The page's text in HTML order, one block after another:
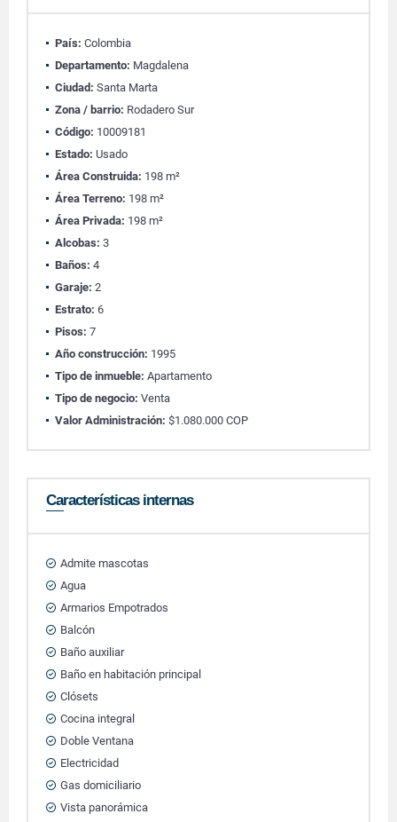
País: Colombia
Departamento: Magdalena
Ciudad: Santa Marta
Zona / barrio: Rodadero Sur
Código: 10009181
Estado: Usado
Área Construida: 198 m²
Área Terreno: 198 m²
Área Privada: 198 m²
Alcobas: 3
Baños: 4
Garaje: 2
Estrato: 6
Pisos: 7
Año construcción: 1995
Tipo de inmueble: Apartamento
Tipo de negocio: Venta
Valor Administración: $1.080.000 COP
Características internas
Admite mascotas
Agua
Armarios Empotrados
Balcón
Baño auxiliar
Baño en habitación principal
Clósets
Cocina integral
Doble Ventana
Electricidad
Gas domiciliario
Vista panorámica